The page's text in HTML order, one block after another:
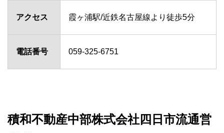
アクセス 霞ヶ浦駅/近鉄名古屋線より徒歩5分
電話番号 059-325-6751
積和不動産中部株式会社四日市流通営